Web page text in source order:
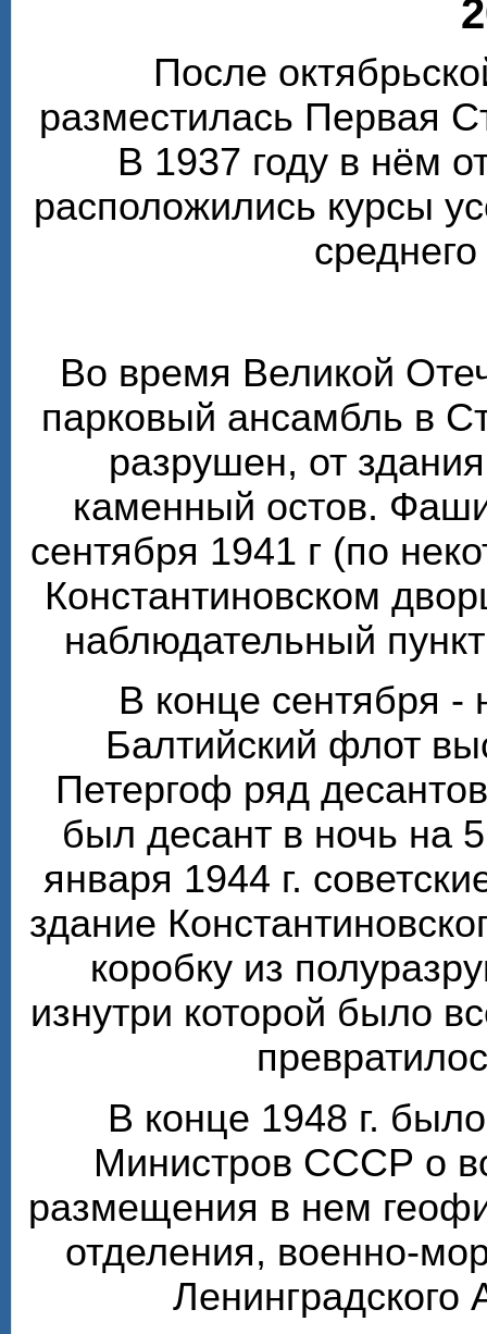
После
разместилась Первая
В 1937 году в нём
расположились курсы
Во время Великой
парковый ансамбль в
разрушен, от
каменный остов.
сентября 1941 г (по
Константиновском
наблюдательный
В конце сентября -
Балтийский флот
Петергоф ряд
был десант в ночь на
января 1944 г.
здание
коробку из
изнутри которой было
В конце 1948 г.
Министров СССР о
размещения в нем
отделения, военно-
Ленинградского